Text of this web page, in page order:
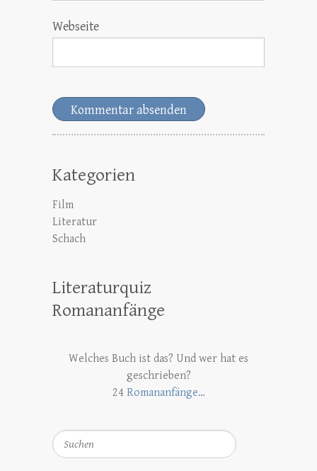
Webseite
Kategorien
Film
Literatur
Schach
Literaturquiz
Romananfänge
Welches Buch ist das? Und wer hat es
geschrieben?
24 Romananfänge…
Suchen